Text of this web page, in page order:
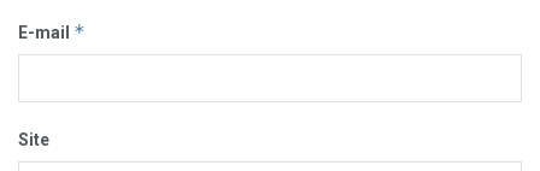
E-mail *
Site